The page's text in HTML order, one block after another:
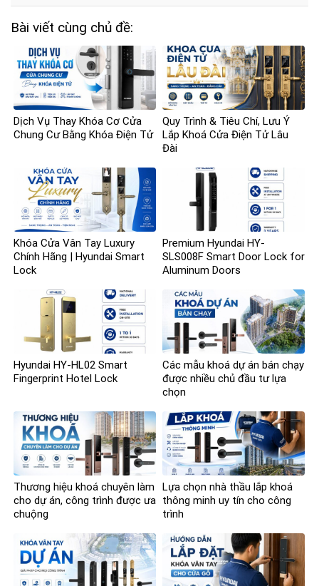
Bài viết cùng chủ đề:
Dịch Vụ Thay Khóa Cơ Cửa
Chung Cư Bằng Khóa Điện Tử
Quy Trình & Tiêu Chí, Lưu Ý
Lắp Khoá Cửa Điện Tử Lâu
Đài
Khóa Cửa Vân Tay Luxury
Chính Hãng | Hyundai Smart
Lock
Premium Hyundai HY-
SLS008F Smart Door Lock for
Aluminum Doors
Hyundai HY-HL02 Smart
Fingerprint Hotel Lock
Các mẫu khoá dự án bán chạy
được nhiều chủ đầu tư lựa
chọn
Thương hiệu khoá chuyên làm
cho dự án, công trình được ưa
chuộng
Lựa chọn nhà thầu lắp khoá
thông minh uy tín cho công
trình